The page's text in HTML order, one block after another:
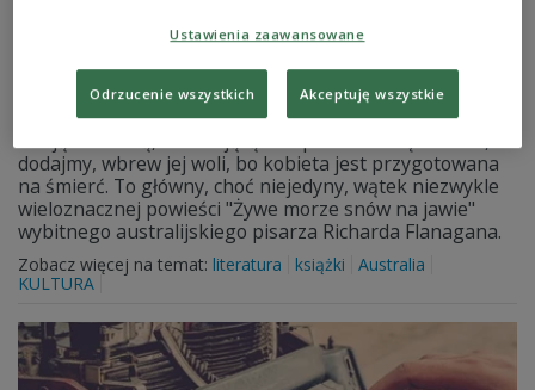
Wielowątkowa diagnoza współczesności
Richarda Flanagana
Troje rodzeństwa robi wszystko, by utrzymać przy życiu
dodajmy, wbrew jej woli, bo kobieta jest przygotowana
na śmierć. To główny, choć niejedyny, wątek niezwykle
wieloznacznej powieści "Żywe morze snów na jawie"
wybitnego australijskiego pisarza Richarda Flanagana.
Zobacz więcej na temat: literatura książki
Australia
KULTURA
Ustawienia zaawansowane
Odrzucenie wszystkich Akceptuję wszystkie